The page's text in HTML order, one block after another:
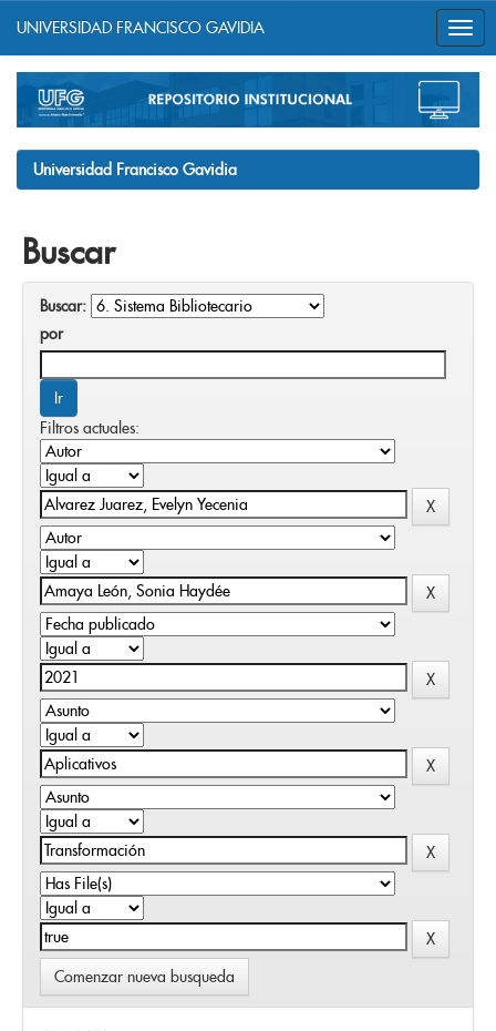
navigation
UNIVERSIDAD FRANCISCO GAVIDIA
Universidad Francisco Gavidia
Buscar
Buscar:
por
Filtros actuales:
Comenzar nueva busqueda